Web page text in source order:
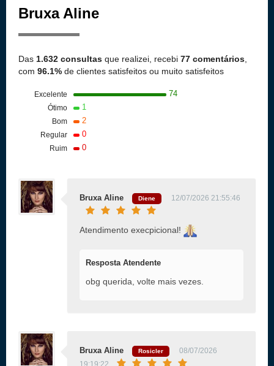
Bruxa Aline
Das 1.632 consultas que realizei, recebi 77 comentários
com 96.1% de clientes satisfeitos ou muito satisfeitos
Excelente 74
Ótimo 1
Bom 2
Regular 0
Ruim 0
Bruxa Aline Diene 12/07/2026 21:55:46
Atendimento execpicional!
Resposta Atendente
obg querida, volte mais vezes.
Bruxa Aline Rosicler
08/07/2026